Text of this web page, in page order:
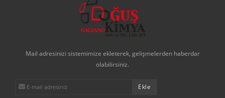
Mail adresinizi sistemimize ekleterek, gelişmelerden haberdar
olabilirsiniz.